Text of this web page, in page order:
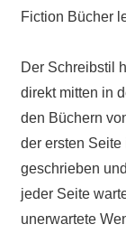
Fiction Bücher
Der Schreibstil
direkt mitten in
den Büchern
der ersten Seite
geschrieben
jeder Seite
unerwartete